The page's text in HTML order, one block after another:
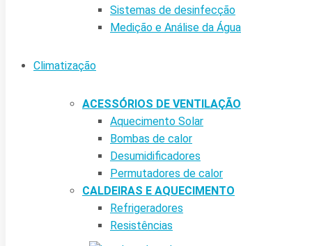
Sistemas de desinfecção
Medição e Análise da Água
Climatização
ACESSÓRIOS DE VENTILAÇÃO
Aquecimento Solar
Bombas de calor
Desumidificadores
Permutadores de calor
CALDEIRAS E AQUECIMENTO
Refrigeradores
Resistências